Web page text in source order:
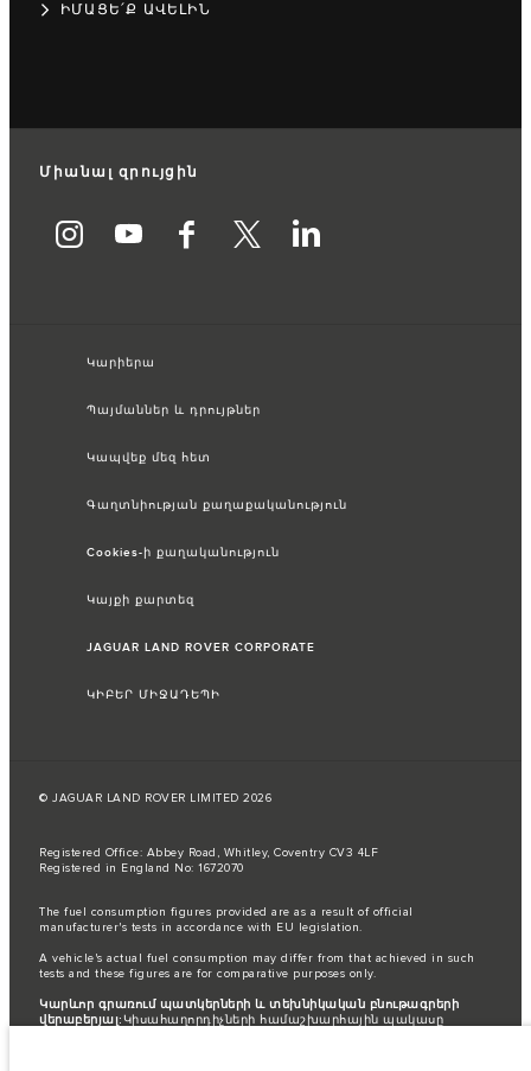
ԻՄԱՑԵ՛Ք ԱՎԵԼԻՆ
Միանալ զրույցին
Կարիերա
Պայմաններ և դրույթներ
Կապվեք մեզ հետ
Գաղտնիության քաղաքականություն
Cookies-ի քաղականություն
Կայքի քարտեզ
JAGUAR LAND ROVER CORPORATE
ԿԻԲԵՐ ՄԻՋԱԴԵՊԻ
© JAGUAR LAND ROVER LIMITED 2026
Registered Office: Abbey Road, Whitley, Coventry CV3 4LF
Registered in England No: 1672070
The fuel consumption figures provided are as a result of official
manufacturer's tests in accordance with EU legislation.
A vehicle's actual fuel consumption may differ from that achieved in such
tests and these figures are for comparative purposes only.
Կարևոր գրառում պատկերների և տեխնիկական բնութագրերի
վերաբերյալ:Կիսահաղորդիչների համաշխարհային պակասը